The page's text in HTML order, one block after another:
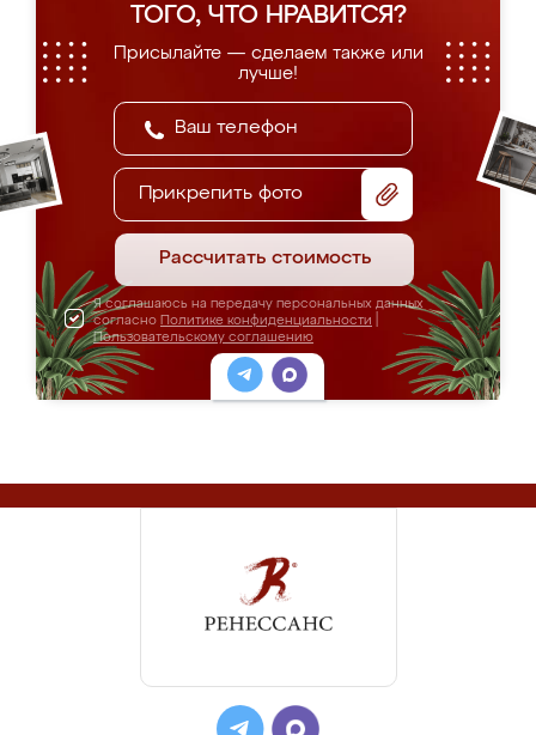
ТОГО, ЧТО НРАВИТСЯ?
Присылайте — сделаем также или
лучше!
Прикрепить фото
Рассчитать стоимость
Я соглашаюсь на передачу персональных данных
согласно Политике конфиденциальности
Пользовательскому соглашению